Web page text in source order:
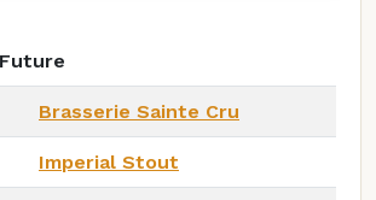
Brasserie Sainte Cru
Imperial Stout